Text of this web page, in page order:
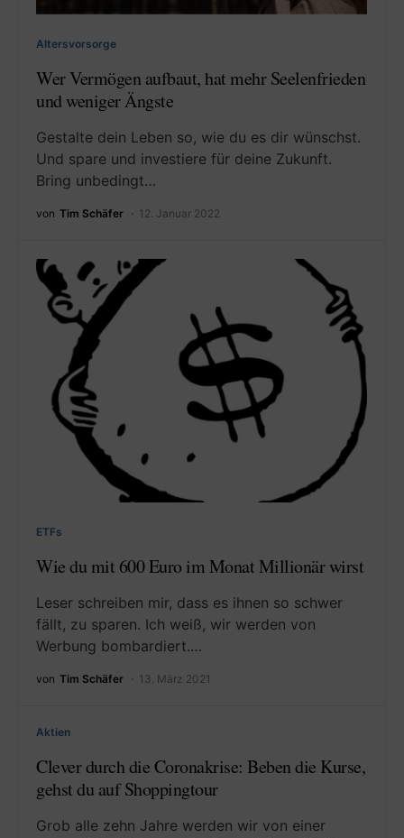
Altersvorsorge
Wer Vermögen aufbaut, hat mehr Seelenfrieden
und weniger Ängste
Gestalte dein Leben so, wie du es dir wünschst.
Und spare und investiere für deine Zukunft.
Bring unbedingt…
von Tim Schäfer 12. Januar 2022
ETFs
Wie du mit 600 Euro im Monat Millionär wirst
Leser schreiben mir, dass es ihnen so schwer
fällt, zu sparen. Ich weiß, wir werden von
Werbung bombardiert.…
von Tim Schäfer 13. März 2021
Aktien
Clever durch die Coronakrise: Beben die Kurse,
gehst du auf Shoppingtour
Grob alle zehn Jahre werden wir von einer